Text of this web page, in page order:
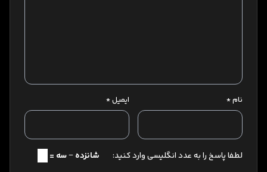
نام* ایمیل*
لطفا پاسخ را به عدد انگلیسی وارد کنید:
شانزده − سه =